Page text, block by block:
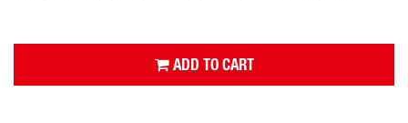
ADD TO CART